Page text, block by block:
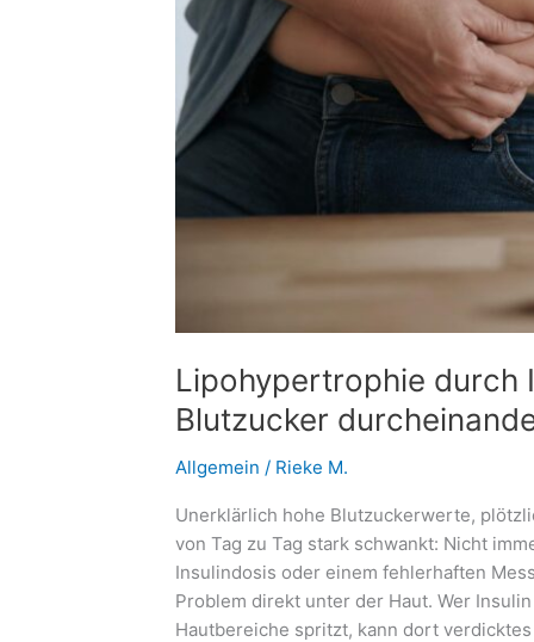
Lipohypertrophie durch
Blutzucker
Allgemein / Rieke M.
Unerklärlich hohe Blutzuckerwerte,
von Tag zu Tag stark schwankt: Nicht
Insulindosis oder einem fehlerhaften
Problem direkt unter der Haut. Wer
Hautbereiche spritzt, kann dort